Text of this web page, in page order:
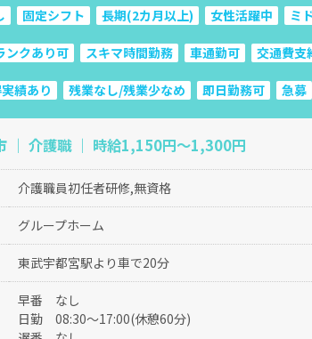
固定シフト 長期(2カ月以上) 女性活躍中 ミ
ンクあり可 スキマ時間勤務 車通勤可 交通費支
績あり 残業なし/残業少なめ 即日勤務可 急募
｜ 介護職 ｜ 時給1,150円〜1,300円
介護職員初任者研修,無資格
グループホーム
東武宇都宮駅より車で20分
早番
なし
日勤
08:30～17:00(休憩60分)